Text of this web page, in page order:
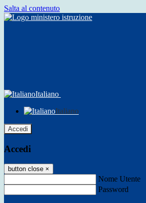
Salta al contenuto
Italiano
Italiano
Accedi
Accedi
button close ×
Nome Utente
Password